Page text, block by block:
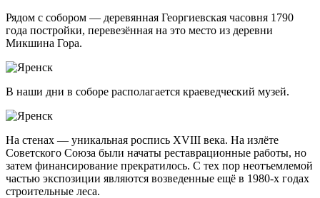
Рядом с собором — деревянная Георгиевская часовня 1790
года постройки, перевезённая на это место из деревни
Микшина Гора.
В наши дни в соборе располагается краеведческий музей.
На стенах — уникальная роспись XVIII века. На излёте
Советского Союза были начаты реставрационные работы, но
затем финансирование прекратилось. С тех пор неотъемлемой
частью экспозиции являются возведенные ещё в 1980-х годах
строительные леса.